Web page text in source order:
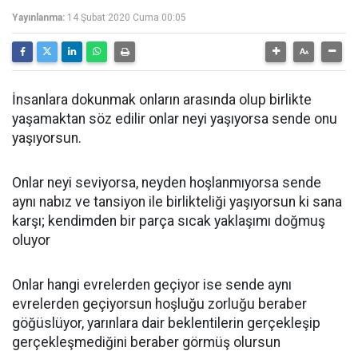
Yayınlanma: 14 Şubat 2020 Cuma 00:05
İnsanlara dokunmak onların arasında olup birlikte
yaşamaktan söz edilir onlar neyi yaşıyorsa sende onu
yaşıyorsun.
Onlar neyi seviyorsa, neyden hoşlanmıyorsa sende
aynı nabız ve tansiyon ile birlikteliği yaşıyorsun ki sana
karşı; kendimden bir parça sıcak yaklaşımı doğmuş
oluyor
Onlar hangi evrelerden geçiyor ise sende aynı
evrelerden geçiyorsun hoşluğu zorluğu beraber
göğüslüyor, yarınlara dair beklentilerin gerçekleşip
gerçekleşmediğini beraber görmüş olursun